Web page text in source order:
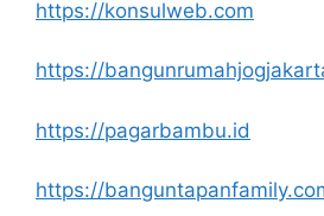
https://konsulweb.com
https://
https://pagarbambu.id
https://